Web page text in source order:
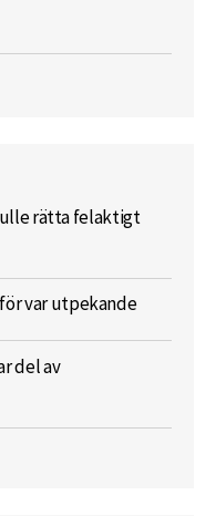
rätta felaktigt
var utpekande
del av